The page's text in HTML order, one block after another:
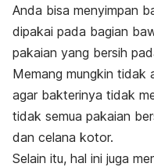
Anda bisa menyimpan
dipakai pada bagian
pakaian yang bersih
Memang mungkin tidak
agar bakterinya tidak
tidak semua pakaian
dan celana kotor.
Selain itu, hal ini juga